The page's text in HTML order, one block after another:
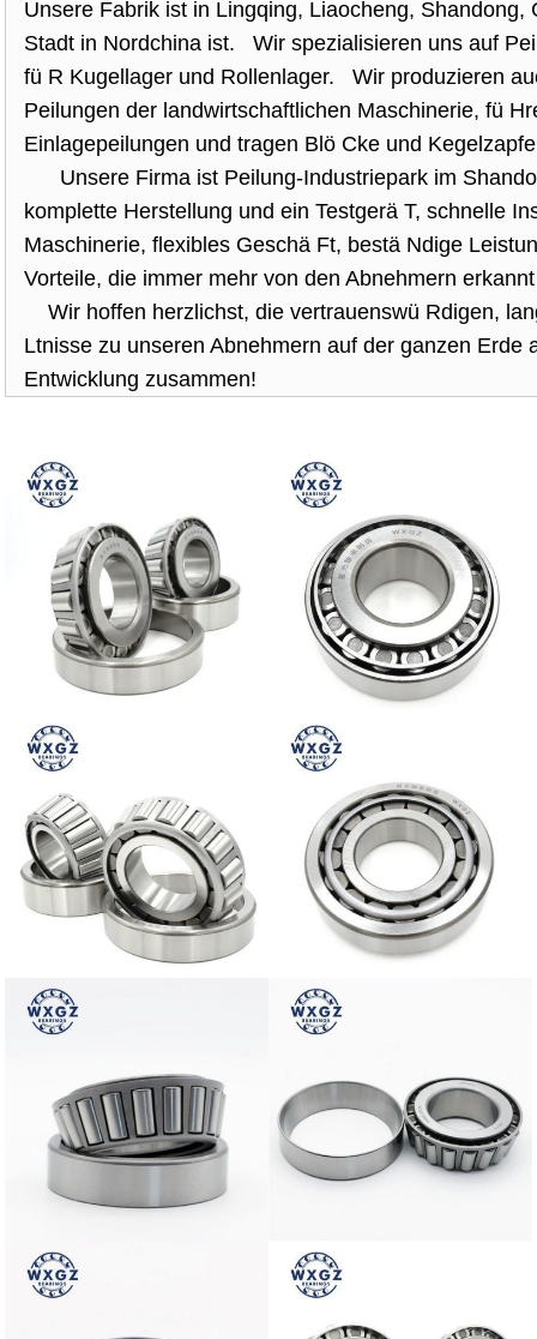
Unsere Fabrik ist in Lingqing, Liaocheng,
Stadt in Nordchina ist. Wir spezialisieren uns auf
fü R Kugellager und Rollenlager. Wir produzieren
Peilungen der landwirtschaftlichen Maschinerie, fü
Einlagepeilungen und tragen Blö Cke und
Unsere Firma ist Peilung-Industriepark im
komplette Herstellung und ein Testgerä T, schnelle
Maschinerie, flexibles Geschä Ft, bestä Ndige
Vorteile, die immer mehr von den Abnehmern
Wir hoffen herzlichst, die vertrauenswü Rdigen,
Ltnisse zu unseren Abnehmern auf der ganzen
Entwicklung zusammen!